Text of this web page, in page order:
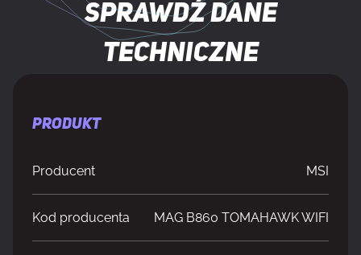
Sprawdź dane
techniczne
PRODUKT
Producent MSI
Kod producenta MAG B860 TOMAHAWK WIFI